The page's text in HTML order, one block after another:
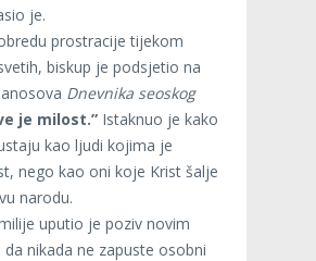
je.
prostracije tijekom
biskup je podsjetio na
Dnevnika seoskog
je milost.” Istaknuo je kako
kao ljudi kojima je
nego kao oni koje Krist šalje
narodu.
uputio je poziv novim
da nikada ne zapuste osobni